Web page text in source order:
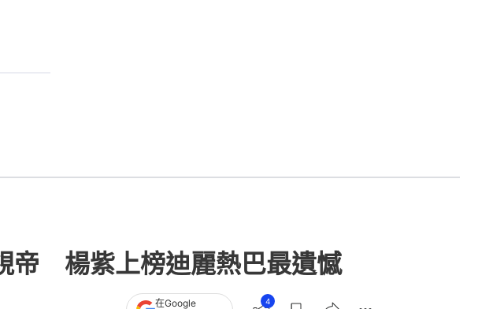
楊紫上榜迪麗熱巴最遺憾
熱門文章 查看更多